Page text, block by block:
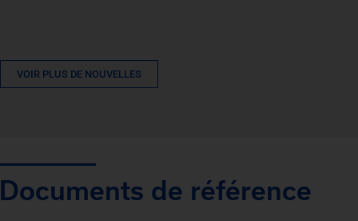
VOIR PLUS DE NOUVELLES
Documents de référence